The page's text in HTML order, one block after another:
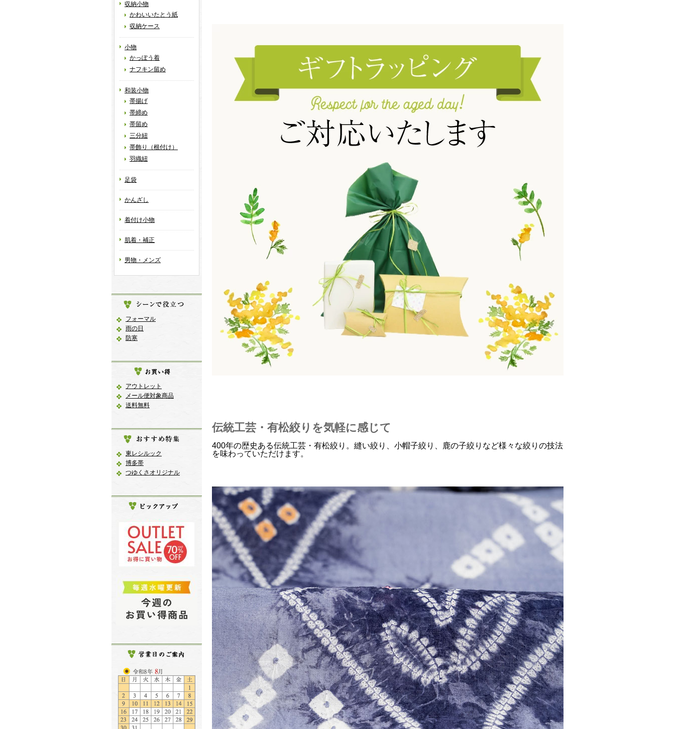
収納小物
かわいいたとう紙
収納ケース
小物
かっぽう着
ナフキン留め
和装小物
帯揚げ
帯締め
帯留め
三分紐
帯飾り（根付け）
羽織紐
足袋
かんざし
着付け小物
肌着・補正
男物・メンズ
フォーマル
雨の日
防寒
アウトレット
メール便対象商品
送料無料
東レシルック
博多帯
つゆくさオリジナル
伝統工芸・有松絞りを気軽に感じて
400年の歴史ある伝統工芸・有松絞り。縫い絞り、小帽子絞り、鹿の子絞りなど様々な絞りの技法
を味わっていただけます。